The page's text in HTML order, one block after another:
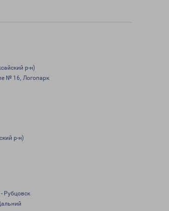
р-н)
№ 16, Логопарк
р-н)
Рубцовск